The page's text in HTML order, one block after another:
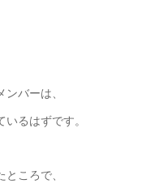
バーは、
るはずです。
ころで、